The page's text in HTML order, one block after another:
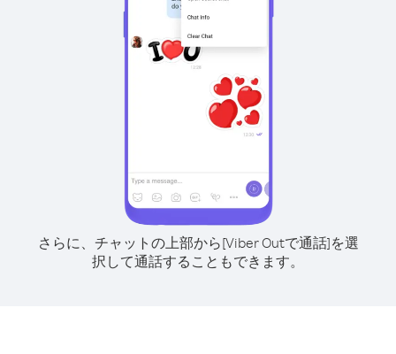
さらに、チャットの上部から[Viber Outで通話]を選
択して通話することもできます。